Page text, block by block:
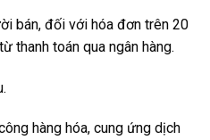
bán, đối với hóa đơn trên 20
thanh toán qua ngân hàng.
hàng hóa, cung ứng dịch